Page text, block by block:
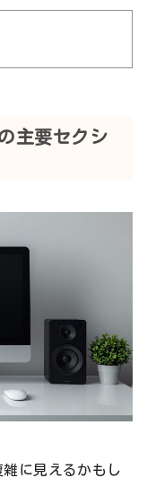
主要セクシ
に見えるかもし